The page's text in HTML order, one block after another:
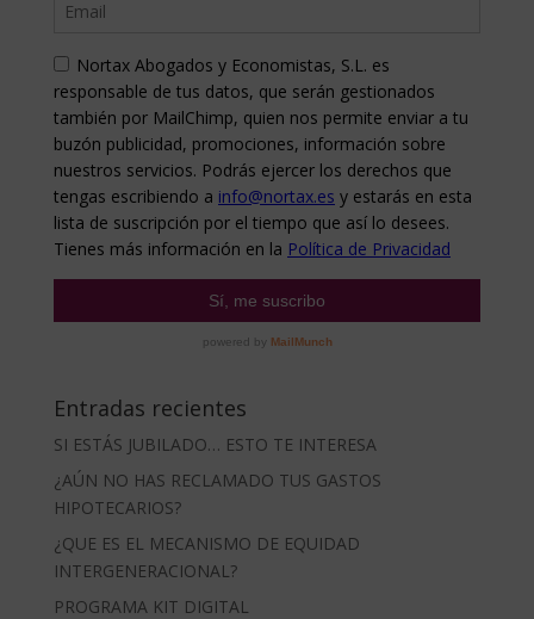
Entradas recientes
SI ESTÁS JUBILADO… ESTO TE INTERESA
¿AÚN NO HAS RECLAMADO TUS GASTOS
HIPOTECARIOS?
¿QUE ES EL MECANISMO DE EQUIDAD
INTERGENERACIONAL?
PROGRAMA KIT DIGITAL